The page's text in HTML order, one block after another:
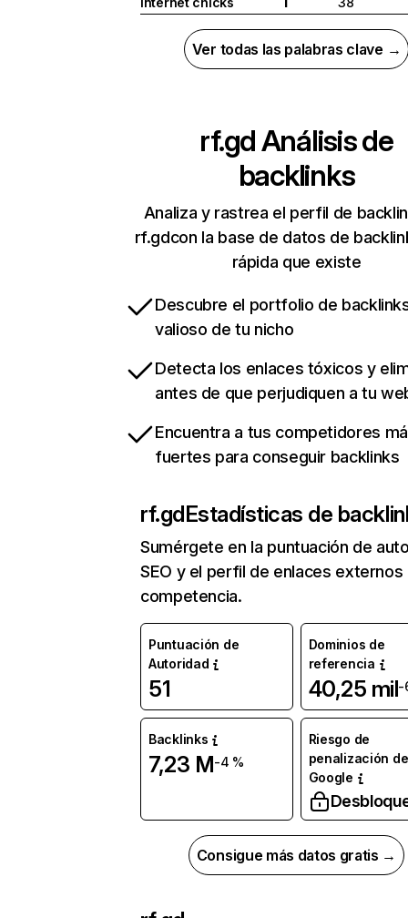
Ver todas las palabras clave →
rf.gdAnálisis de
backlinks
Analiza y rastrea el perfil de
rf.gdcon la base de datos de
rápida que existe
Descubre el portfolio de
valioso de tu nicho
Detecta los enlaces tóxicos y
antes de que perjudiquen a tu
Encuentra a tus competidores
fuertes para conseguir backlinks
rf.gdEstadísticas de
Sumérgete en la puntuación de
SEO y el perfil de enlaces externos
competencia.
Puntuación de
Autoridad
51
Dominios de
referencia
40,25 mil-
Backlinks
7,23 M-4 %
Riesgo de
penalización de
Google
Consigue más datos gratis →